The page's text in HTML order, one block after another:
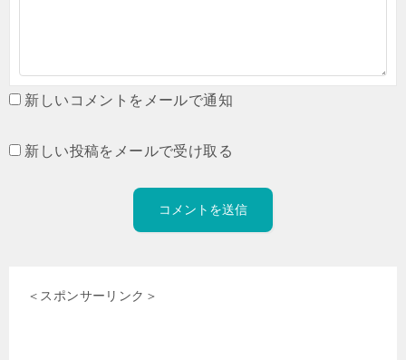
新しいコメントをメールで通知
新しい投稿をメールで受け取る
＜スポンサーリンク＞